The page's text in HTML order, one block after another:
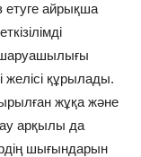
етуге айрықша
шаруашылығы
желісі құрылады.
жұқа және
арқылы да
шығындарын